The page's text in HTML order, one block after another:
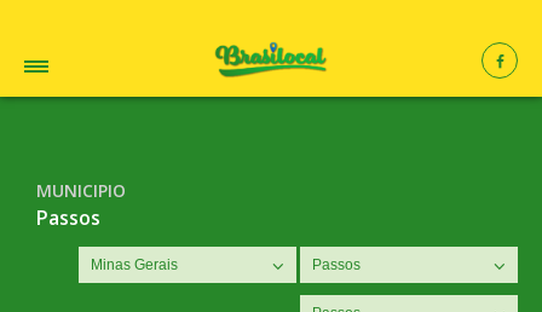
MUNICIPIO
Passos